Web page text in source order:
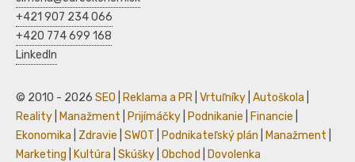
+421 907 234 066
+420 774 699 168
LinkedIn
© 2010 - 2026 SEO Reklama a PR Vrtuľníky Autoškola
Reality
Manažment Prijímáčky Podnikanie Financie
Ekonomika
Zdravie SWOT Podnikateľský plán Manažment
Marketing
Kultúra Skúšky Obchod Dovolenka